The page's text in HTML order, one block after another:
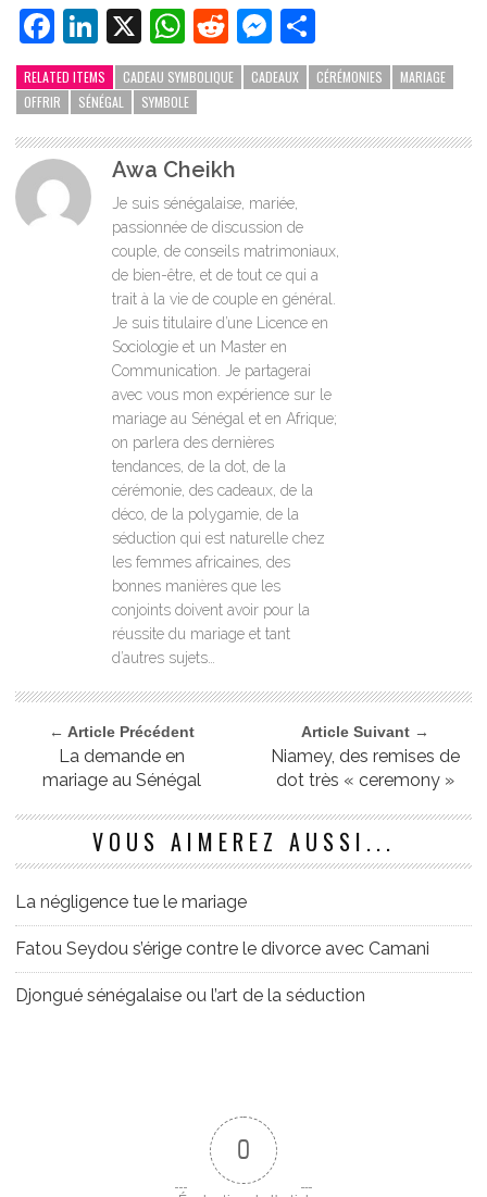
Facebook
LinkedIn
X WhatsApp
RedditMessenger
RELATED ITEMS CADEAU SYMBOLIQUE CADEAUX CÉRÉMONIES
MARIAGE
OFFRIR
SÉNÉGAL SYMBOLE
Awa Cheikh
Je suis sénégalaise, mariée,
passionnée de discussion de
couple, de conseils matrimoniaux,
de bien-être, et de tout ce qui a
trait à la vie de couple en général.
Je suis titulaire d’une Licence en
Sociologie et un Master en
Communication. Je partagerai
avec vous mon expérience sur le
mariage au Sénégal et en Afrique;
on parlera des dernières
tendances, de la dot, de la
cérémonie, des cadeaux, de la
déco, de la polygamie, de la
séduction qui est naturelle chez
les femmes africaines, des
bonnes manières que les
conjoints doivent avoir pour la
réussite du mariage et tant
d’autres sujets…
← Article Précédent
La demande en
mariage au Sénégal
Article Suivant →
Niamey, des remises de
dot très « ceremony »
VOUS AIMEREZ AUSSI...
La négligence tue le mariage
Fatou Seydou s’érige contre le divorce avec Camani
Djongué sénégalaise ou l’art de la séduction
0